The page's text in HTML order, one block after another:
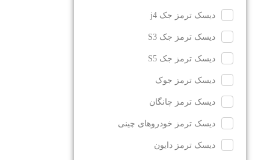
دیسک ترمز جک j4
دیسک ترمز جک S3
دیسک ترمز جک S5
دیسک ترمز جوک
دیسک ترمز چانگان
دیسک ترمز خودروهای چینی
دیسک ترمز دایون